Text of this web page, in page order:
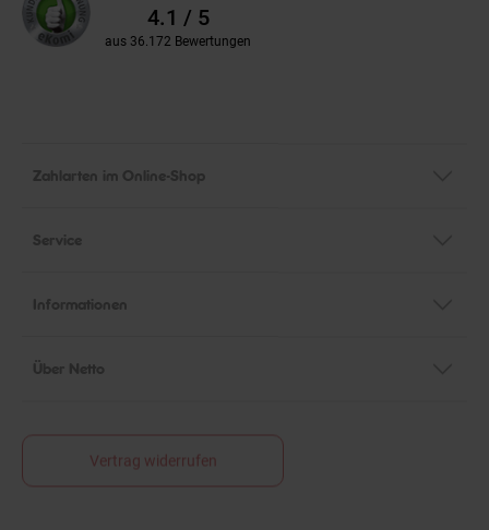
Bewertungen4.1 / 5
aus 36.172 Bewertungen